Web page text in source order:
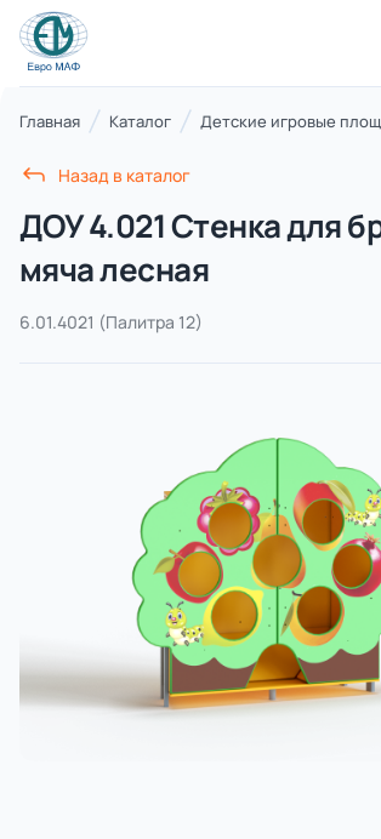
КАТАЛОГ ТОВАРОВ
21 категория
Благоустройство территорий
Детские игровые площадки
Комплексы для лазания
3 категории
Спорт
4 категории
Главная Каталог Детские игровые
Назад в каталог
ДОУ 4.021 Стенка для
мяча лесная
6.01.4021 (Палитра 12)